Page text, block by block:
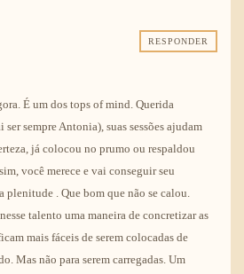
RESPONDER
É um dos tops of mind. Querida
sempre Antonia), suas sessões ajudam
já colocou no prumo ou respaldou
você merece e vai conseguir seu
plenitude . Que bom que não se calou.
talento uma maneira de concretizar as
mais fáceis de serem colocadas de
Mas não para serem carregadas. Um